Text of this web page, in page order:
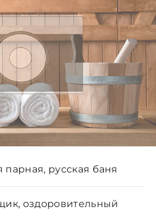
парная, русская баня
оздоровительный